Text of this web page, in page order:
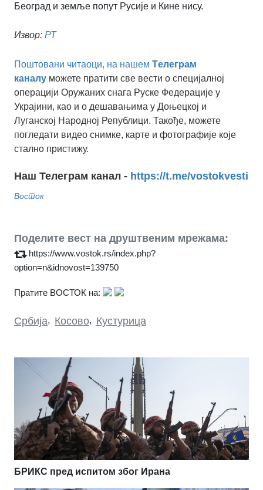
Београд и земље попут Русије и Кине нису.
Извор: РТ
Поштовани читаоци, на нашем Tелеграм
каналу можете пратити све вести о специјалној
операцији Оружаних снага Руске Федерације у
Украјини, као и о дешавањима у Доњецкој и
Луганској Народној Републици. Такође, можете
погледати видео снимке, карте и фотографије које
стално пристижу.
Наш Телеграм канал - https://t.me/vostokvesti
Восток
Поделите вест на друштвеним мрежама:
https://www.vostok.rs/index.php?
option=n&idnovost=139750
Пратите ВОСТОК на:
Србија, Косово, Кустурица
БРИКС пред испитом због Ирана